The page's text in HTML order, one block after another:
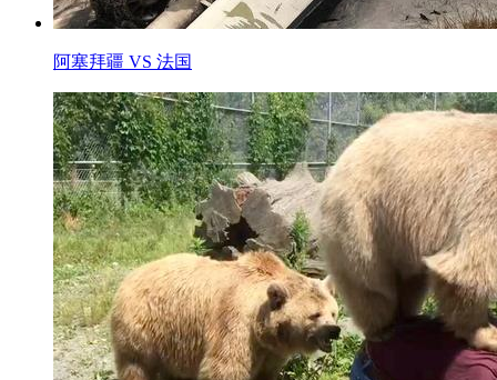
阿塞拜疆 VS 法国